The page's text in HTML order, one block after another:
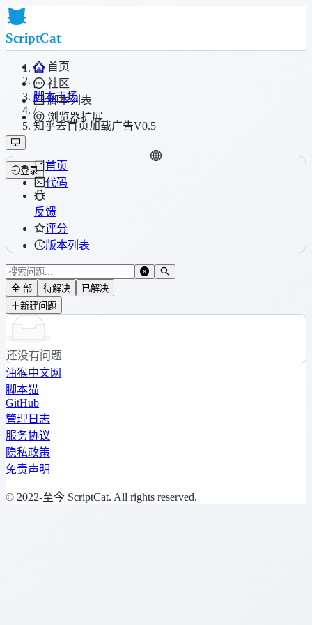
ScriptCat
首页
社区
脚本列表
浏览器扩展
登录
/
脚本市场
/
知乎去首页加载广告V0.5
首页
代码
反馈
评分
版本列表
全 部 待解决
已解决
新建问题
还没有问题
油猴中文网
脚本猫
GitHub
管理日志
服务协议
隐私政策
免责声明
© 2022-至今 ScriptCat. All rights reserved.